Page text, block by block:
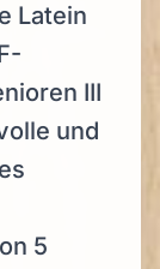
Latein
III
und
5